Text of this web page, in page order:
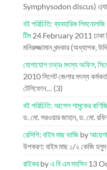
Symphysodon discus)
বই পরিচিতি: ব্যবহারিক
টিম 24 February 2011
মনিরুজ্জামান খন্দকার (অধ্যাপক,
যোগাযোগ তথ্যঃ মৎস্য অফিস,
2010সিলেট জেলার মৎস্য
টেলিফোন… (3)
বই পরিচিতি: আপেল শামুকের
ড. মো. সরওয়ার জাহান, ড. মো.
রেসিপি: বাইম মাছ ভাজি by
উপকরণ: বাইম মাছ ১/২ কেজি
রাইকরbyএ বি এম মহসিন 13